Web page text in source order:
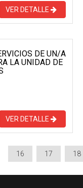
VER DETALLE
DE UN/A
LA UNIDAD DE
VER DETALLE
16 17 18